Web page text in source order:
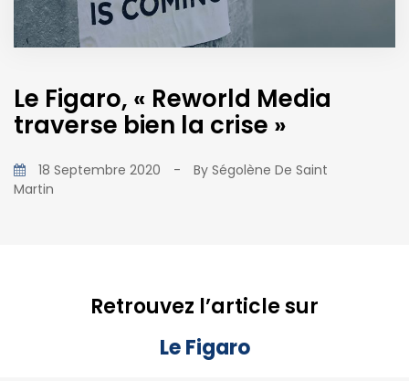
Le Figaro, « Reworld Media
traverse bien la crise »
18 Septembre 2020 - By Ségolène De Saint
Martin
Retrouvez l’article sur
Le Figaro